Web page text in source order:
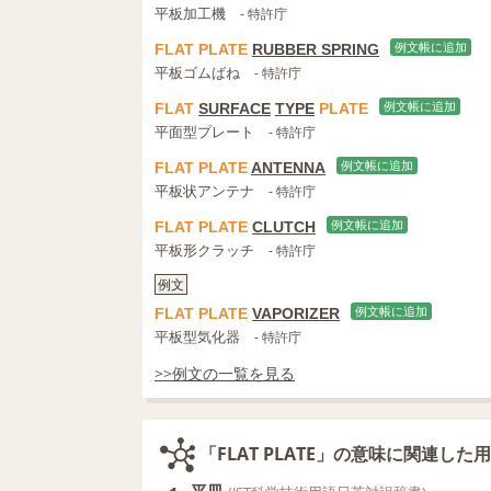
平板加工機 - 特許庁
FLAT PLATE RUBBER SPRING 例文帳に追加
平板ゴムばね - 特許庁
FLAT SURFACE TYPE PLATE 例文帳に追加
平面型プレート - 特許庁
FLAT PLATEANTENNA 例文帳に追加
平板状アンテナ - 特許庁
FLAT PLATE CLUTCH 例文帳に追加
平板形クラッチ
- 特許庁
例文
FLAT PLATE VAPORIZER 例文帳に追加
平板型気化器 - 特許庁
>>例文の一覧を見る
「FLAT PLATE」の意味に関連した